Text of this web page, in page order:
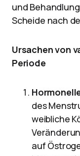
und
Scheide nach
Ursachen von
Periode
des
weibliche
auf